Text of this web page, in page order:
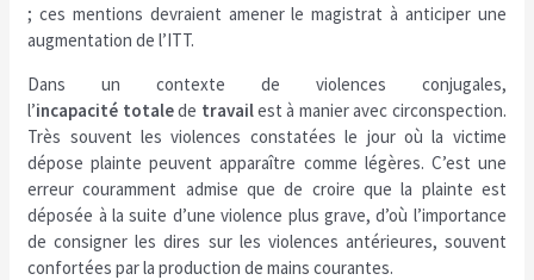
; ces mentions devraient amener le magistrat à anticiper une
augmentation de l’ITT.
Dans un contexte de violences conjugales,
l’incapacité totalede travailest à manier avec circonspection.
Très souvent les violences constatées le jour où la victime
dépose plainte peuvent apparaître comme légères. C’est une
erreur couramment admise que de croire que la plainte est
déposée à la suite d’une violence plus grave, d’où l’importance
de consigner les dires sur les violences antérieures, souvent
confortées par la production de mains courantes.